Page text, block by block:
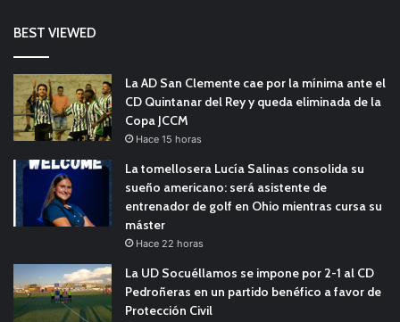
BEST VIEWED
La AD San Clemente cae por la mínima ante el
CD Quintanar del Rey y queda eliminada de la
Copa JCCM
Hace 15 horas
La tomellosera Lucía Salinas consolida su
sueño americano: será asistente de
entrenador de golf en Ohio mientras cursa su
máster
Hace 22 horas
La UD Socuéllamos se impone por 2-1 al CD
Pedroñeras en un partido benéfico a favor de
Protección Civil